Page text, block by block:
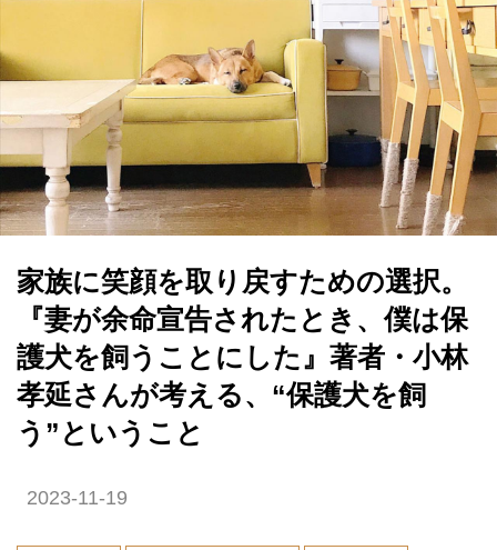
家族に笑顔を取り戻すための選択。
『妻が余命宣告されたとき、僕は保
護犬を飼うことにした』著者・小林
孝延さんが考える、“保護犬を飼
う”ということ
2023-11-19